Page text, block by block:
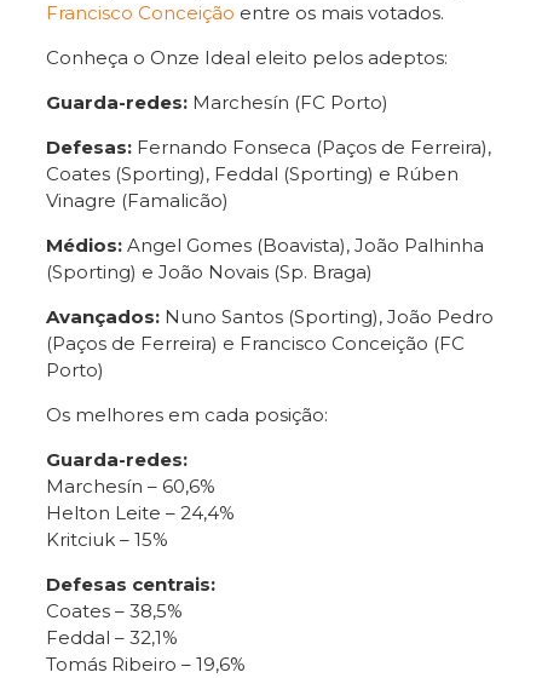
Francisco Conceição entre os mais votados.
Conheça o Onze Ideal eleito pelos adeptos:
Guarda-redes: Marchesín (FC Porto)
Defesas: Fernando Fonseca (Paços de Ferreira),
Coates (Sporting), Feddal (Sporting) e Rúben
Vinagre (Famalicão)
Médios: Angel Gomes (Boavista), João Palhinha
(Sporting) e João Novais (Sp. Braga)
Avançados: Nuno Santos (Sporting), João Pedro
(Paços de Ferreira) e Francisco Conceição (FC
Porto)
Os melhores em cada posição:
Guarda-redes:
Marchesín – 60,6%
Helton Leite – 24,4%
Kritciuk – 15%
Defesas centrais:
Coates – 38,5%
Feddal – 32,1%
Tomás Ribeiro – 19,6%